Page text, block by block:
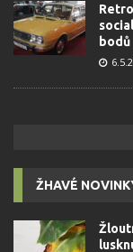
bodů
ŽHAVÉ